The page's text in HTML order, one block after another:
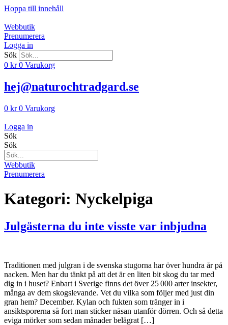
Hoppa till innehåll
Webbutik
Prenumerera
Logga in
Sök
0 kr 0 Varukorg
hej@naturochtradgard.se
0 kr 0 Varukorg
Logga in
Sök
Sök
Webbutik
Prenumerera
Kategori: Nyckelpiga
Julgästerna du inte visste var inbjudna
Traditionen med julgran i de svenska stugorna har över hundra år på
nacken. Men har du tänkt på att det är en liten bit skog du tar med
dig in i huset? Enbart i Sverige finns det över 25 000 arter insekter,
många av dem skogslevande. Vet du vilka som följer med just din
gran hem? December. Kylan och fukten som tränger in i
ansiktsporerna så fort man sticker näsan utanför dörren. Och så detta
eviga mörker som sedan månader belägrat […]